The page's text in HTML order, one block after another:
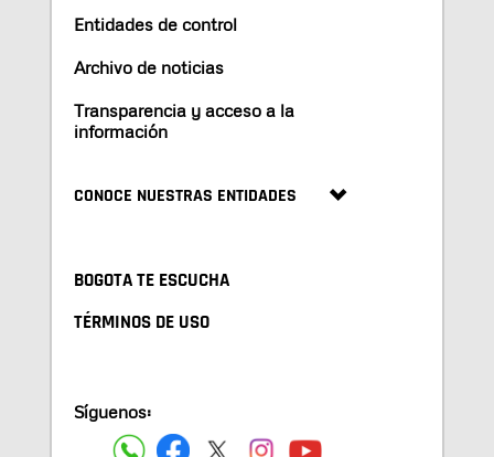
Entidades de control
Archivo de noticias
Transparencia y acceso a la
información
CONOCE NUESTRAS ENTIDADES
BOGOTA TE ESCUCHA
TÉRMINOS DE USO
Síguenos: